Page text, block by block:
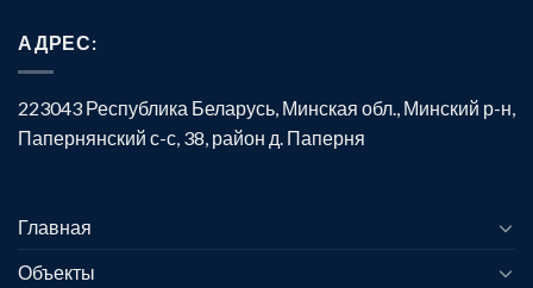
АДРЕС:
223043 Республика Беларусь, Минская обл., Минский р-н,
Папернянский с-с, 38, район д. Паперня
Главная
Объекты